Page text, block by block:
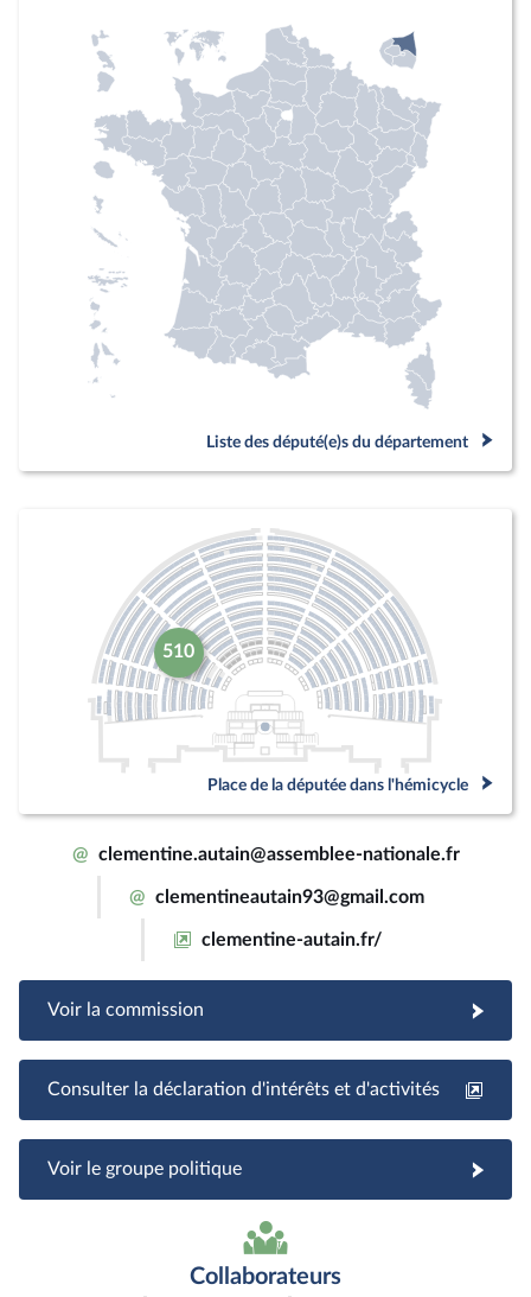
Liste des député(e)s du département
510
Place de la députée dans l'hémicycle
@ clementine.autain@assemblee-nationale.fr
@ clementineautain93@gmail.com
clementine-autain.fr/
Voir la commission
Consulter la déclaration d'intérêts et d'activités
Voir le groupe politique
Collaborateurs